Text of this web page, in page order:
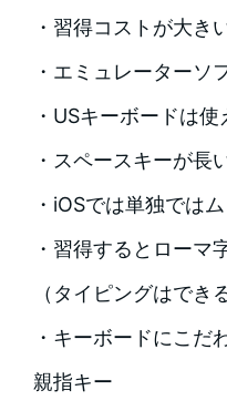
・習得コストが大き
・エミュレーターソ
・USキーボードは使
・スペースキーが長
・iOSでは単独ではム
・習得するとローマ
（タイピングはでき
・キーボードにこだ
親指キー